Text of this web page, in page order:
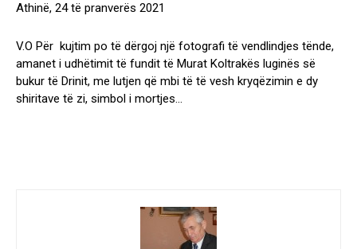
Athinë, 24 të pranverës 2021
V.O Për kujtim po të dërgoj një fotografi të vendlindjes tënde,
amanet i udhëtimit të fundit të Murat Koltrakës luginës së
bukur të Drinit, me lutjen që mbi të të vesh kryqëzimin e dy
shiritave të zi, simbol i mortjes…